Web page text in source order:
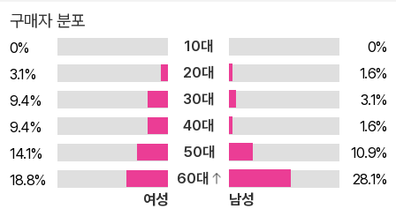
항거하는 리얼리즘 시의 영토를 굳건히 지켜 왔다”는 평을 받는
김해자 시인의 『해자네 점집』을 필두로 송진권(『거기 그런 사람
이 살았다고』), 안상학(『남아 있는 날들은 모두가 내일』), 박남준
(『어린 왕자로부터 새드 무비』), 김명기(『돌아갈 곳 없는 사람처
럼 서 있었다』) 등 중견 시인을 재조명했을 뿐 아니라 개성 있는
젊은 시인 김은지(『고구마와 고마워는 두 글자나 같네』), 이소연
(『나는 천천히 죽어갈 소녀가 필요하다』), 오성인(『이 차는 어디
로 갑니까』), 원보람(『라이터 불에 서로의 영혼을 그을리며』), 김
구매자 분포
0% 10대
0%
3.1%
20대
1.6%
9.4%
30대
3.1%
9.4%
40대
1.6%
14.1%
50대
10.9%
18.8%
60대
28.1%
여성
남성